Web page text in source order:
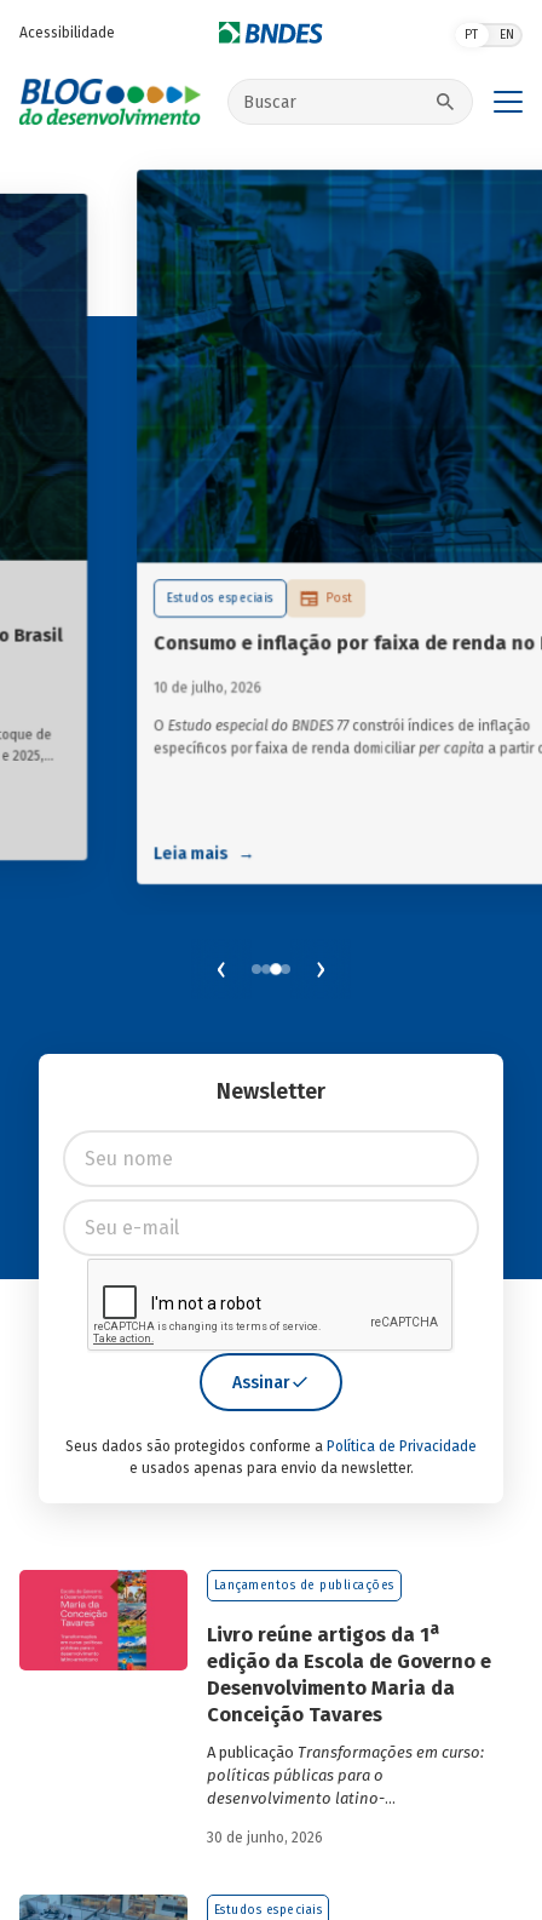
Acessibilidade PT EN
Buscar no site
Post
Consumo e inflação por faixa de renda no Brasil
10 de julho, 2026
O Estudo especial do BNDES 77constrói índices de inflação
específicos por faixa de renda domiciliarper capitaa partir das
dos decis durante o período.
Leia mais
‹ ›
Newsletter
Assinar
Seus dados são protegidos conforme a Política de Privacidade
e usados apenas para envio da newsletter.
Lançamentos de publicações
Livro reúne artigos da 1a
edição da Escola de Governo e
Desenvolvimento Maria da
Conceição Tavares
A publicação Transformações em curso:
políticas públicas para o
desenvolvimento latino-
da Escola de Governo e Desenvolvimento
30 de junho, 2026
Estudos especiais